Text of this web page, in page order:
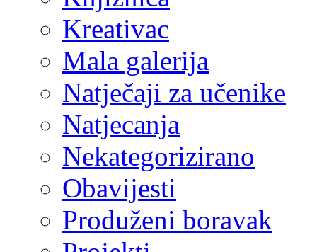
Kreativac
Mala galerija
Natječaji za učenike
Natjecanja
Nekategorizirano
Obavijesti
Produženi boravak